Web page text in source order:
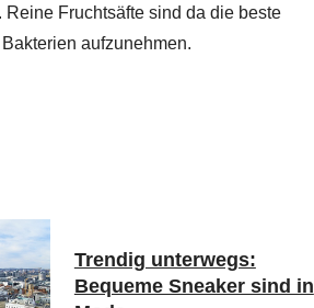
Fruchtsäfte sind da die beste
aufzunehmen.
Trendig unterwegs:
Bequeme Sneaker sind in